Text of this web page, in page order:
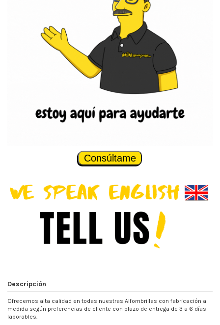
Consúltame
Descripción
Ofrecemos alta calidad en todas nuestras Alfombrillas con fabricación a
medida según preferencias de cliente con plazo de entrega de 3 a 6 días
laborables.